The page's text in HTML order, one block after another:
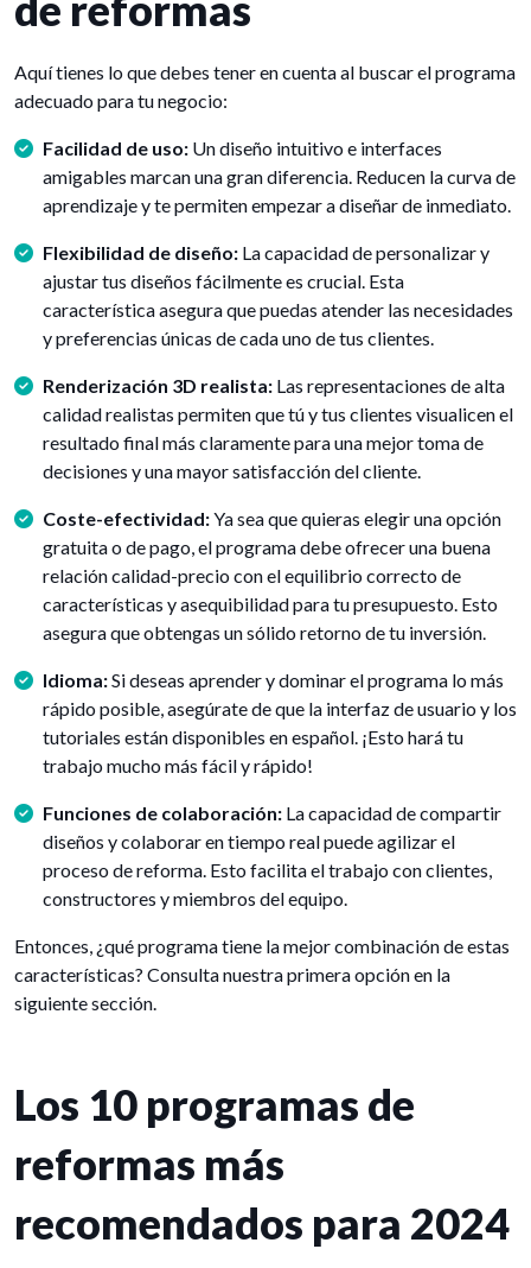
Aquí tienes lo que debes tener en cuenta al buscar el programa
adecuado para tu negocio:
Facilidad de uso: Un diseño intuitivo e interfaces
amigables marcan una gran diferencia. Reducen la curva de
aprendizaje y te permiten empezar a diseñar de inmediato.
Flexibilidad de diseño: La capacidad de personalizar y
ajustar tus diseños fácilmente es crucial. Esta
característica asegura que puedas atender las necesidades
y preferencias únicas de cada uno de tus clientes.
Renderización 3D realista: Las representaciones de alta
calidad realistas permiten que tú y tus clientes visualicen el
resultado final más claramente para una mejor toma de
decisiones y una mayor satisfacción del cliente.
Coste-efectividad:Ya sea que quieras elegir una opción
gratuita o de pago, el programa debe ofrecer una buena
relación calidad-precio con el equilibrio correcto de
características y asequibilidad para tu presupuesto. Esto
asegura que obtengas un sólido retorno de tu inversión.
Idioma:Si deseas aprender y dominar el programa lo más
rápido posible, asegúrate de que la interfaz de usuario y los
tutoriales están disponibles en español. ¡Esto hará tu
trabajo mucho más fácil y rápido!
Funciones de colaboración: La capacidad de compartir
diseños y colaborar en tiempo real puede agilizar el
proceso de reforma. Esto facilita el trabajo con clientes,
constructores y miembros del equipo.
Entonces, ¿qué programa tiene la mejor combinación de estas
características? Consulta nuestra primera opción en la
siguiente sección.
Los 10 programas de
reformas más
recomendados para 2024